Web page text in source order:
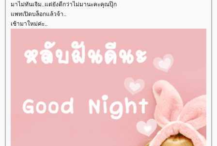
มาไม่ทันเจิม..แต่ยังดีกว่าไม่มานะคะคุณปุ๊ก
พทเปิดบล็อกแล้วจ้า..
เช้ามาใหม่ค่ะ..